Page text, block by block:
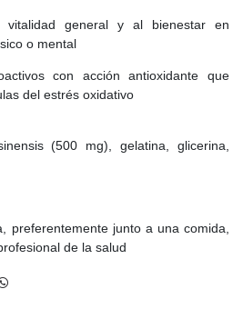
general y al bienestar en
o mental
con acción antioxidante que
del estrés oxidativo
(500 mg), gelatina, glicerina,
preferentemente junto a una comida,
de la salud